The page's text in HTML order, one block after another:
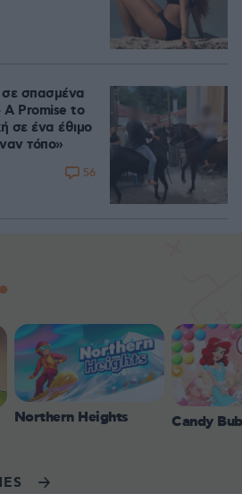
σπασμένα
A Promise to
σε ένα έθιμο
τόπο»
56
Northern Heights Candy